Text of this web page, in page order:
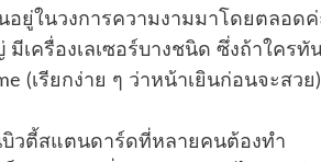
ยู่ในวงการความงามมาโดยตลอด
เครื่องเลเซอร์บางชนิด ซึ่งถ้าใครทั
(เรียกง่าย ๆ ว่าหน้าเยินก่อนจะสว
วตี้สแตนดาร์ดที่หลายคนต้องทำ